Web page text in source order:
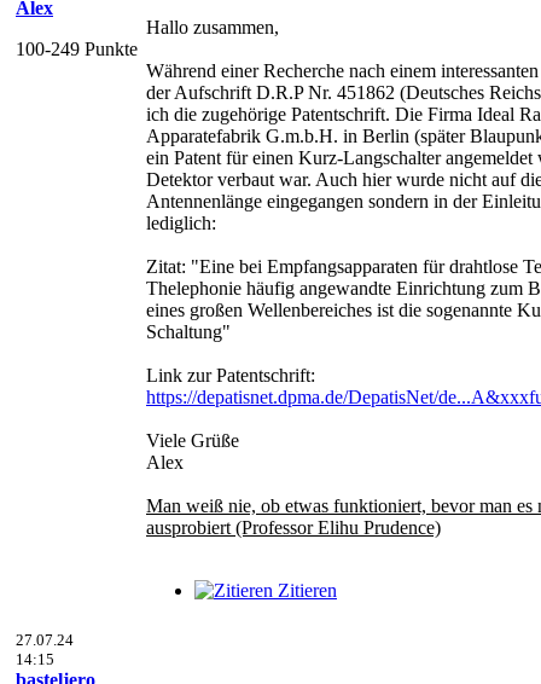
Alex
100-249 Punkte
Hallo zusammen,
Während einer Recherche nach einem
der Aufschrift D.R.P Nr. 451862 (Deutsches
ich die zugehörige Patentschrift. Die Firma Ideal
Apparatefabrik G.m.b.H. in Berlin (später
ein Patent für einen Kurz-Langschalter angemeldet
Detektor verbaut war. Auch hier wurde nicht auf
Antennenlänge eingegangen sondern in der
lediglich:
Zitat: "Eine bei Empfangsapparaten für drahtlose
Thelephonie häufig angewandte Einrichtung zum
eines großen Wellenbereiches ist die sogenannte
Schaltung"
Link zur Patentschrift:
https://depatisnet.dpma.de/DepatisNet/
Viele Grüße
Alex
Man weiß nie, ob etwas funktioniert, bevor man es
ausprobiert (Professor Elihu Prudence)
Zitieren
27.07.24
14:15
basteljero